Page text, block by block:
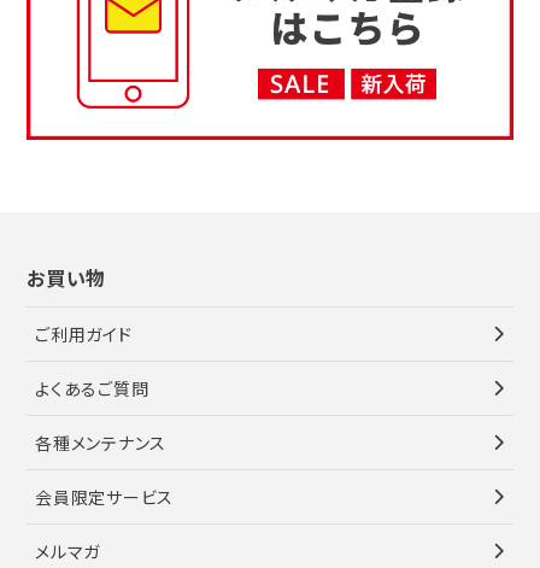
お買い物
ご利用ガイド
よくあるご質問
各種メンテナンス
会員限定サービス
メルマガ